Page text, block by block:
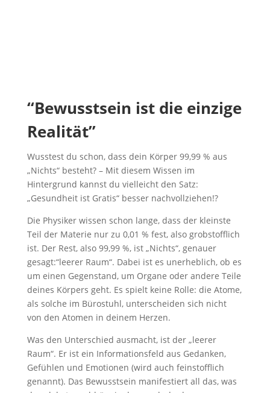
“Bewusstsein ist die einzige
Realität”
Wusstest du schon, dass dein Körper 99,99 % aus
„Nichts“ besteht? – Mit diesem Wissen im
Hintergrund kannst du vielleicht den Satz:
„Gesundheit ist Gratis“ besser nachvollziehen!?
Die Physiker wissen schon lange, dass der kleinste
Teil der Materie nur zu 0,01 % fest, also grobstofflich
ist. Der Rest, also 99,99 %, ist „Nichts“, genauer
gesagt:“leerer Raum“. Dabei ist es unerheblich, ob es
um einen Gegenstand, um Organe oder andere Teile
deines Körpers geht. Es spielt keine Rolle: die Atome,
als solche im Bürostuhl, unterscheiden sich nicht
von den Atomen in deinem Herzen.
Was den Unterschied ausmacht, ist der „leerer
Raum“. Er ist ein Informationsfeld aus Gedanken,
Gefühlen und Emotionen (wird auch feinstofflich
genannt). Das Bewusstsein manifestiert all das, was